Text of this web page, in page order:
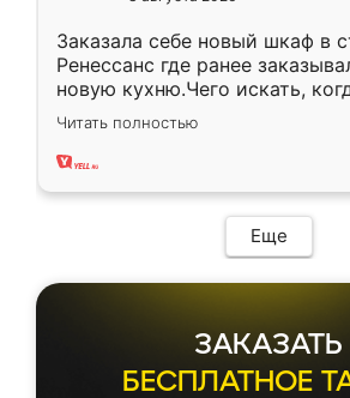
Заказала себе новый шкаф в
Ренессанс где ранее
новую кухню.Чего искать,
вполне довольна. Служит
два года, нареканий нет.
Читать полностью
Еще
ЗАКАЗАТЬ
БЕСПЛАТНОЕ